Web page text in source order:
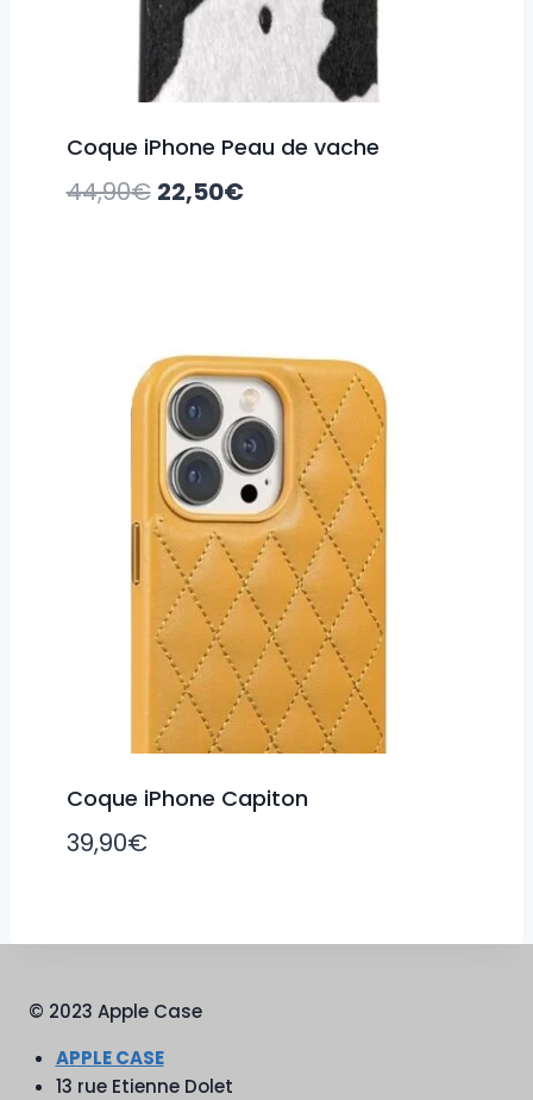
Coque iPhone Peau de vache
44,90€ Le
22,50€Le
Coque iPhone Capiton
39,90€
© 2023 Apple Case
APPLE CASE
13 rue Etienne Dolet